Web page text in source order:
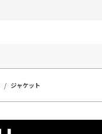
ジャケット